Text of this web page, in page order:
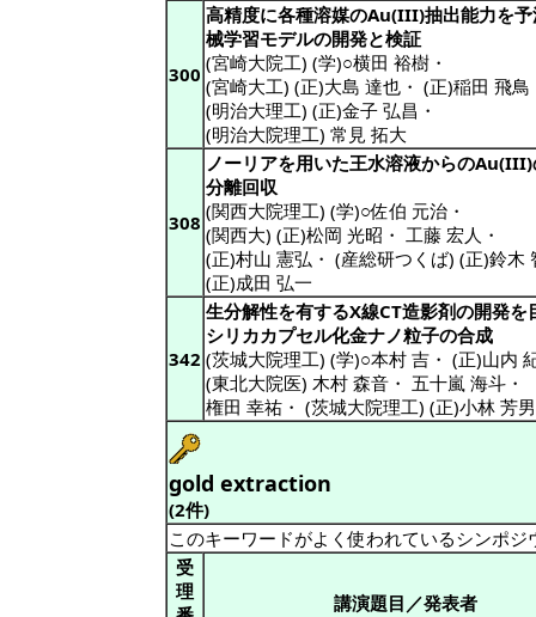
300
高精度に各種溶媒のAu(III)抽出能力を
械学習モデルの開発と検証
(宮崎大院工) (学)○横田 裕樹 ・
(宮崎大工) (正)大島 達也 ・ (正)稲田 飛鳥
(明治大理工) (正)金子 弘昌 ・
(明治大院理工) 常見 拓大
308
ノーリアを用いた王水溶液からの
分離回収
(関西大院理工) (学)○佐伯 元治 ・
(関西大) (正)松岡 光昭 ・ 工藤 宏人 ・
(正)村山 憲弘 ・ (産総研つくば) (正)鈴木
(正)成田 弘一
342
生分解性を有するX線CT造影剤の開発を
シリカカプセル化金ナノ粒子の合成
(茨城大院理工) (学)○本村 吉 ・ (正)山内
(東北大院医) 木村 森音 ・ 五十嵐 海斗 ・
権田 幸祐 ・ (茨城大院理工) (正)小林 芳男
gold extraction
(2件)
このキーワードがよく使われているシンポ
受
理
講演題目／発表者